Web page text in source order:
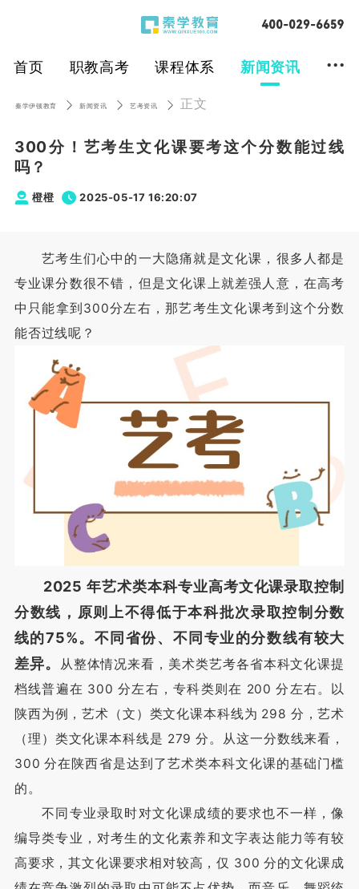
首页 职教高考 课程体系 新闻资讯 ...
秦学伊顿教育 新闻资讯 艺考资讯 正文
300分！艺考生文化课要考这个分数能过线
吗？
橙橙 2025-05-17 16:20:07
艺考生们心中的一大隐痛就是文化课，很多人都是
专业课分数很不错，但是文化课上就差强人意，在高考
中只能拿到300分左右，那艺考生文化课考到这个分数
能否过线呢？
2025 年艺术类本科专业高考文化课录取控制
分数线，原则上不得低于本科批次录取控制分数
线的75%。 不同省份、不同专业的分数线有较大
差异。
从整体情况来看，美术类艺考各省本科文化课提
档线普遍在 300 分左右，专科类则在 200 分左右。以
陕西为例，艺术（文）类文化课本科线为 298 分，艺术
（理）类文化课本科线是 279 分。从这一分数线来看，
300 分在陕西省是达到了艺术类本科文化课的基础门槛
的。
不同专业录取时对文化课成绩的要求也不一样，像
编导类专业，对考生的文化素养和文字表达能力等有较
高要求，其文化课要求相对较高，仅 300 分的文化课成